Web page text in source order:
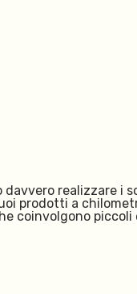
realizzare i
prodotti a
coinvolgono